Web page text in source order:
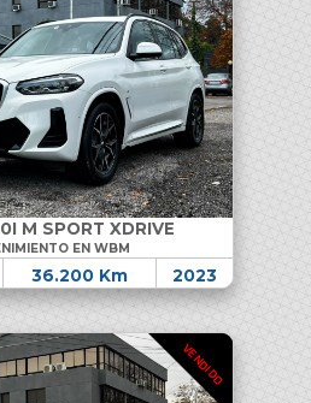
M SPORT XDRIVE
EN WBM
36.200 Km 2023
VENDIDO